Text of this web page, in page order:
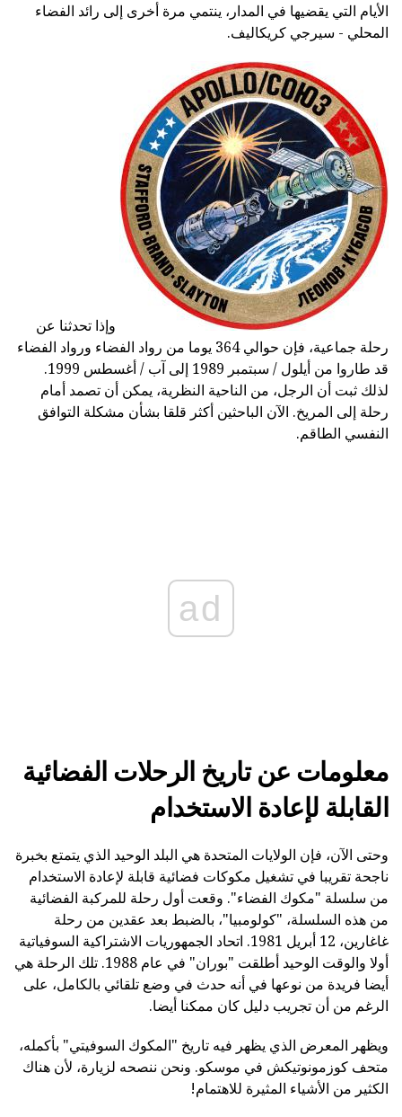
الأيام التي يقضيها في المدار، ينتمي مرة أخرى إلى رائد الفضاء
المحلي - سيرجي كريكاليف.
وإذا تحدثنا عن
رحلة جماعية، فإن حوالي 364 يوما من رواد الفضاء ورواد الفضاء
قد طاروا من أيلول / سبتمبر 1989 إلى آب / أغسطس 1999.
لذلك ثبت أن الرجل، من الناحية النظرية، يمكن أن تصمد أمام
رحلة إلى المريخ. الآن الباحثين أكثر قلقا بشأن مشكلة التوافق
النفسي الطاقم.
ad
معلومات عن تاريخ الرحلات الفضائية
القابلة لإعادة الاستخدام
وحتى الآن، فإن الولايات المتحدة هي البلد الوحيد الذي يتمتع بخبرة
ناجحة تقريبا في تشغيل مكوكات فضائية قابلة لإعادة الاستخدام
من سلسلة "مكوك الفضاء". وقعت أول رحلة للمركبة الفضائية
من هذه السلسلة، "كولومبيا"، بالضبط بعد عقدين من رحلة
غاغارين، 12 أبريل 1981. اتحاد الجمهوريات الاشتراكية السوفياتية
أولا والوقت الوحيد أطلقت "بوران" في عام 1988. تلك الرحلة هي
أيضا فريدة من نوعها في أنه حدث في وضع تلقائي بالكامل، على
الرغم من أن تجريب دليل كان ممكنا أيضا.
ويظهر المعرض الذي يظهر فيه تاريخ "المكوك السوفيتي" بأكمله،
متحف كوزمونوتيكش في موسكو. ونحن ننصحه لزيارة، لأن هناك
الكثير من الأشياء المثيرة للاهتمام!